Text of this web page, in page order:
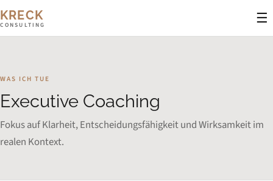
KRECK
CONSULTING ☰
WAS ICH TUE
Executive Coaching
Fokus auf Klarheit, Entscheidungsfähigkeit und Wirksamkeit im
realen Kontext.